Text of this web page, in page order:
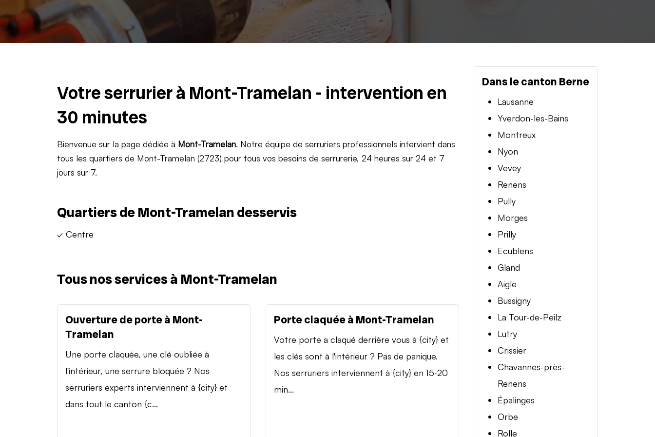
Votre serrurier à Mont-Tramelan - intervention en
30 minutes
Bienvenue sur la page dédiée à Mont-Tramelan. Notre équipe de serruriers professionnels intervient dans
tous les quartiers de Mont-Tramelan (2723) pour tous vos besoins de serrurerie, 24 heures sur 24 et 7
jours sur 7.
Quartiers de Mont-Tramelan desservis
✓ Centre
Tous nos services à Mont-Tramelan
Ouverture de porte à Mont-
Tramelan
Une porte claquée, une clé oubliée à
l'intérieur, une serrure bloquée ? Nos
serruriers experts interviennent à {city} et
dans tout le canton {c...
Porte claquée à Mont-Tramelan
Votre porte a claqué derrière vous à {city} et
les clés sont à l'intérieur ? Pas de panique.
Nos serruriers interviennent à {city} en 15-20
min...
Dans le canton Berne
Lausanne
Yverdon-les-Bains
Montreux
Nyon
Vevey
Renens
Pully
Morges
Prilly
Ecublens
Gland
Aigle
Bussigny
La Tour-de-Peilz
Lutry
Crissier
Chavannes-près-
Renens
Épalinges
Orbe
Rolle